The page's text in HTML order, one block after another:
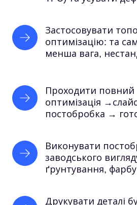
Застосовувати
оптимізацію: та
менша вага,
Проходити повний
оптимізація
постобробка →
Виконувати
заводського
ґрунтування,
Друкувати деталі